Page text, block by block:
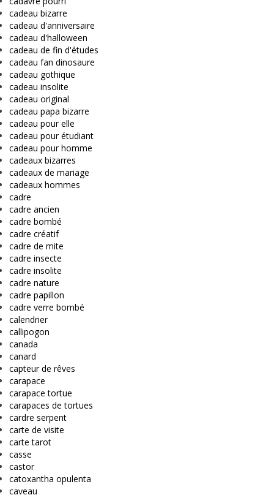
cadeau bizarre
cadeau d'anniversaire
cadeau d'halloween
cadeau de fin d'études
cadeau fan dinosaure
cadeau gothique
cadeau insolite
cadeau original
cadeau papa bizarre
cadeau pour elle
cadeau pour étudiant
cadeau pour homme
cadeaux bizarres
cadeaux de mariage
cadeaux hommes
cadre
cadre ancien
cadre bombé
cadre créatif
cadre de mite
cadre insecte
cadre insolite
cadre nature
cadre papillon
cadre verre bombé
calendrier
callipogon
canada
canard
capteur de rêves
carapace
carapace tortue
carapaces de tortues
cardre serpent
carte de visite
carte tarot
casse
castor
catoxantha opulenta
caveau